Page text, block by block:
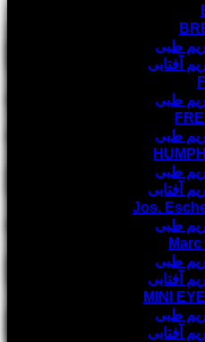
طبی
آفتابی
طبی
طبی
طبی
آفتابی
Jos.
طبی
Marc
طبی
آفتابی
MINI
طبی
آفتابی